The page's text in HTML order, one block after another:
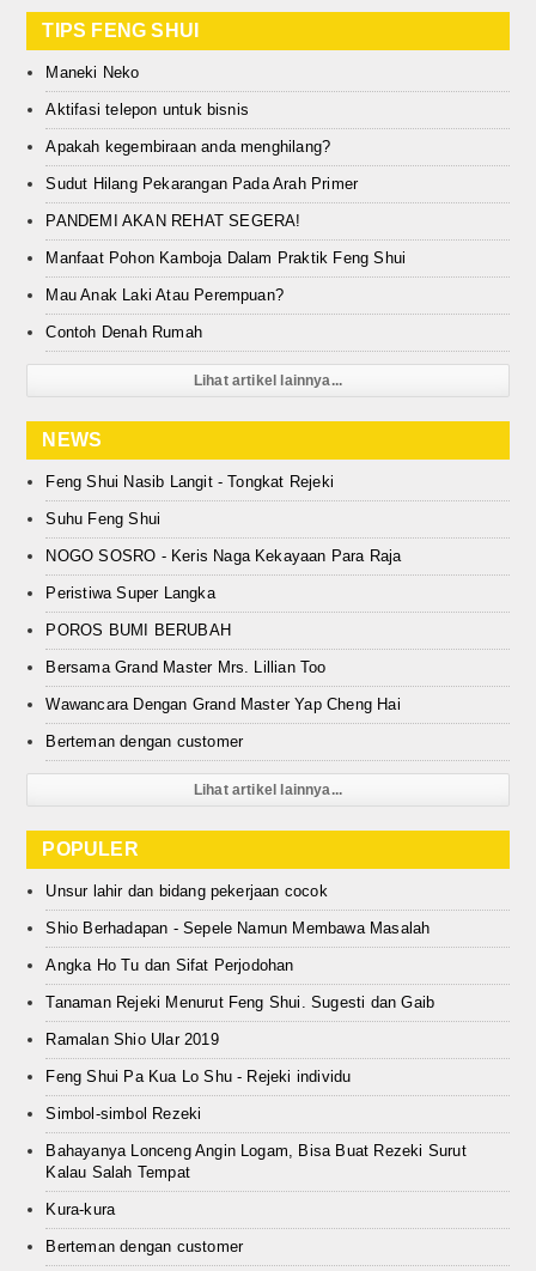
TIPS FENG SHUI
Maneki Neko
Aktifasi telepon untuk bisnis
Apakah kegembiraan anda menghilang?
Sudut Hilang Pekarangan Pada Arah Primer
PANDEMI AKAN REHAT SEGERA!
Manfaat Pohon Kamboja Dalam Praktik Feng Shui
Mau Anak Laki Atau Perempuan?
Contoh Denah Rumah
Lihat artikel lainnya...
NEWS
Feng Shui Nasib Langit - Tongkat Rejeki
Suhu Feng Shui
NOGO SOSRO - Keris Naga Kekayaan Para Raja
Peristiwa Super Langka
POROS BUMI BERUBAH
Bersama Grand Master Mrs. Lillian Too
Wawancara Dengan Grand Master Yap Cheng Hai
Berteman dengan customer
Lihat artikel lainnya...
POPULER
Unsur lahir dan bidang pekerjaan cocok
Shio Berhadapan - Sepele Namun Membawa Masalah
Angka Ho Tu dan Sifat Perjodohan
Tanaman Rejeki Menurut Feng Shui. Sugesti dan Gaib
Ramalan Shio Ular 2019
Feng Shui Pa Kua Lo Shu - Rejeki individu
Simbol-simbol Rezeki
Bahayanya Lonceng Angin Logam, Bisa Buat Rezeki Surut
Kalau Salah Tempat
Kura-kura
Berteman dengan customer